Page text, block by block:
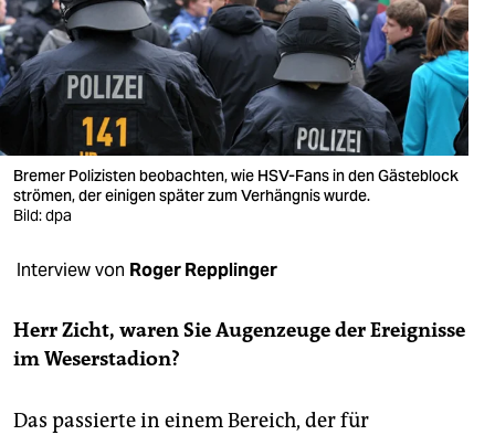
wahrheit
verlag
verlag
veranstaltungen
shop
unterstützen
abo
genossenschaft
epaper login
Bremer Polizisten beobachten, wie HSV-Fans in den Gästeblock
strömen, der einigen später zum Verhängnis wurde.
Bild: dpa
Interview von Roger Repplinger
Herr Zicht, waren Sie Augenzeuge der Ereignisse
im Weserstadion?
Das passierte in einem Bereich, der für